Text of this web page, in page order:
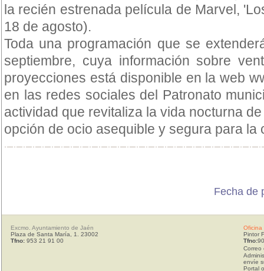
la recién estrenada película de Marvel,
18 de agosto).
Toda una programación que se
septiembre, cuya información sobre
proyecciones está disponible en la web
en las redes sociales del Patronato
actividad que revitaliza la vida nocturna
opción de ocio asequible y segura para la
Fecha de
Excmo. Ayuntamiento de Jaén
Plaza de Santa María, 1. 23002
Tfno: 953 21 91 00
Oficina
Pintor
Tfno:
Correo
envíe
Portal